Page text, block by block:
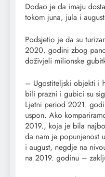
Dodao je da imaju
tokom juna, jula i
Podsjetio je da su
2020. godini zbog
doživjeli milionske
– Ugostiteljski objekti i
bili prazni i gubici su
Ljetni period 2021.
uspon. Ako
2019., koja je bila
da nam je popunjenost
i august, negdje na
na 2019. godinu –